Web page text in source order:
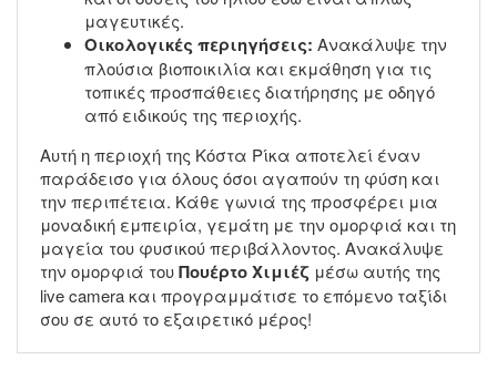
μαγευτικές.
Οικολογικές περιηγήσεις: Ανακάλυψε την
πλούσια βιοποικιλία και εκμάθηση για τις
τοπικές προσπάθειες διατήρησης με οδηγό
από ειδικούς της περιοχής.
Αυτή η περιοχή της Κόστα Ρίκα αποτελεί έναν
παράδεισο για όλους όσοι αγαπούν τη φύση και
την περιπέτεια. Κάθε γωνιά της προσφέρει μια
μοναδική εμπειρία, γεμάτη με την ομορφιά και τη
μαγεία του φυσικού περιβάλλοντος. Ανακάλυψε
την ομορφιά τουΠουέρτο Χιμιέζ μέσω αυτής της
live camera και προγραμμάτισε το επόμενο ταξίδι
σου σε αυτό το εξαιρετικό μέρος!